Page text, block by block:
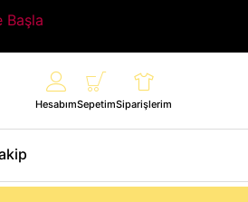
Başla
HesabımSepetimSiparişlerim